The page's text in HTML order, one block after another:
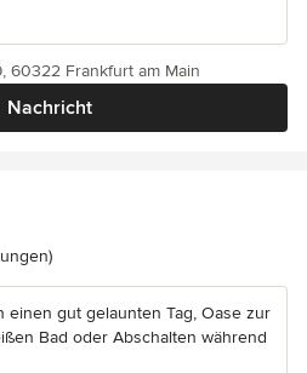
Nachricht
60322 Frankfurt am Main
4.9 von 5 Sternen
einen gut gelaunten Tag, Oase zur
Bad oder Abschalten während